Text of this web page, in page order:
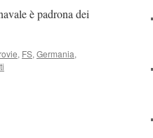
è padrona dei
, FS, Germania,